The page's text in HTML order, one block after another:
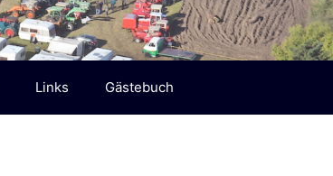
Links Gästebuch